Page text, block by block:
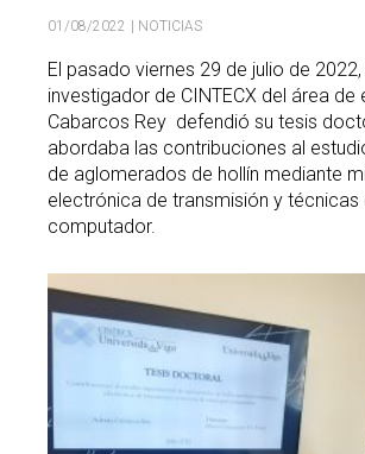
01/08/2022 | NOTICIAS
El pasado viernes 29 de julio de 2022,
investigador de CINTECX del área de
Cabarcos Rey defendió su tesis
abordaba las contribuciones al
de aglomerados de hollín mediante
electrónica de transmisión y técnicas
computador.